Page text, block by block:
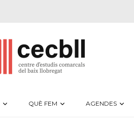
QUÈ FEM AGENDES